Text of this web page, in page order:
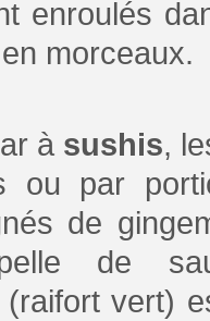
enroulés
morceaux.
à sushis,
ou par
de
de
(raifort vert)